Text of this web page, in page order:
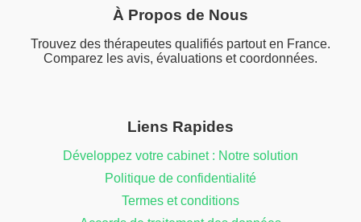
À Propos de Nous
Trouvez des thérapeutes qualifiés partout en France.
Comparez les avis, évaluations et coordonnées.
Liens Rapides
Développez votre cabinet : Notre solution
Politique de confidentialité
Termes et conditions